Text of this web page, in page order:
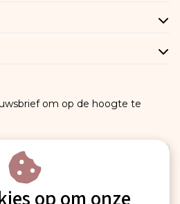
om op de hoogte te
op om onze